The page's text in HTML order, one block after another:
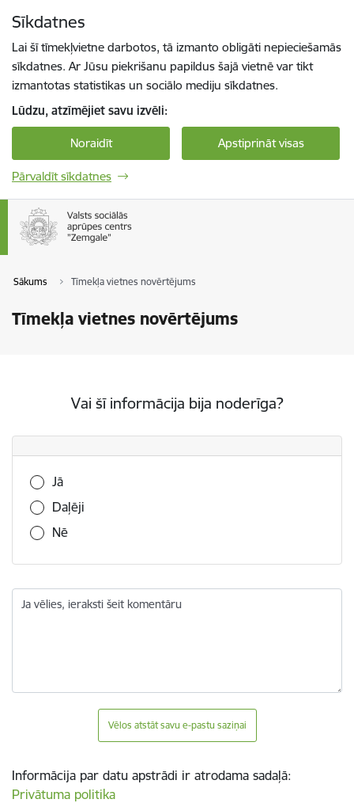
Sīkdatnes
Lai šī tīmekļvietne darbotos, tā izmanto obligāti nepieciešamās
sīkdatnes. Ar Jūsu piekrišanu papildus šajā vietnē var tikt
izmantotas statistikas un sociālo mediju sīkdatnes.
Lūdzu, atzīmējiet savu izvēli:
Noraidīt Apstiprināt visas
Pārvaldīt sīkdatnes
Sākums Tīmekļa vietnes novērtējums
Tīmekļa vietnes novērtējums
Vai šī informācija bija noderīga?
Vai šī informācija bija noderīga?
Jā
Daļēji
Nē
Ja vēlies, ieraksti šeit komentāru
Vēlos atstāt savu e-pastu saziņai
Informācija par datu apstrādi ir atrodama sadaļā:
Privātuma politika